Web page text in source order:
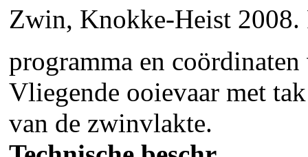
Zwin, Knokke-Heist 2008.
programma en
Vliegende ooievaar met
van de zwinvlakte.